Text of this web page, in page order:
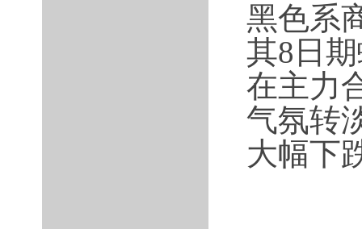
黑色系
其8日
在主力
气氛转
大幅下